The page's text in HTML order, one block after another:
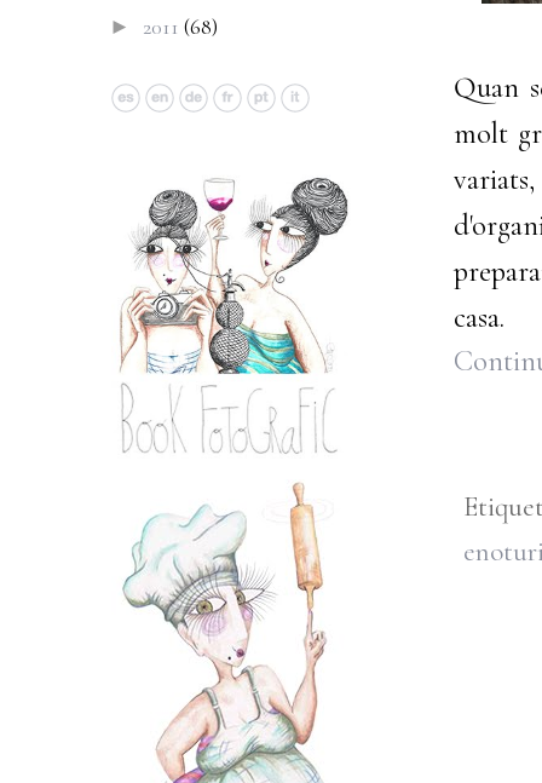
Quan
molt
casa.
► 2011 (68)